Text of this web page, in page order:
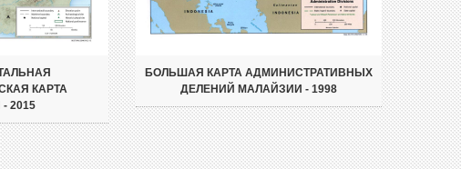
КАРТА
2015
БОЛЬШАЯ КАРТА АДМИНИСТРАТИВНЫХ
ДЕЛЕНИЙ МАЛАЙЗИИ - 1998